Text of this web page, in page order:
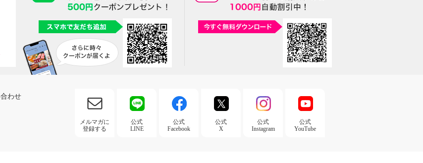
わせ
メルマガに
登録する
公式
LINE
公式
Facebook
公式
X
公式
Instagram
公式
YouTube